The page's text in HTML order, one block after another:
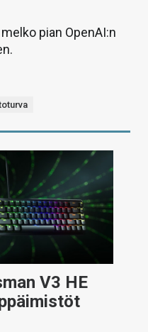
pian OpenAI:n
V3 HE